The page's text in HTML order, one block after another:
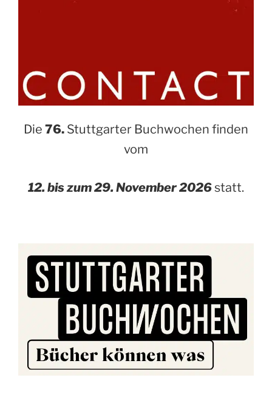
Die 76. Stuttgarter Buchwochen finden
vom
12. bis zum 29. November 2026statt.